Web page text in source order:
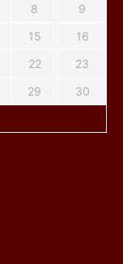
8
9
15
16
22
23
29
30